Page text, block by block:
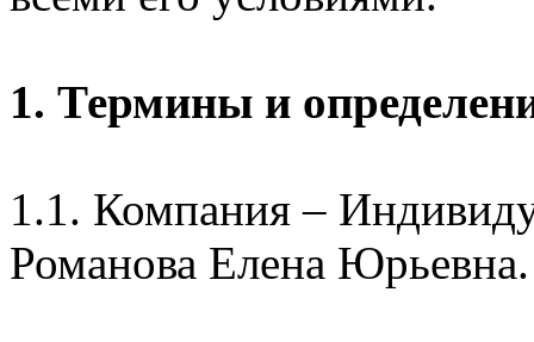
1. Термины и
1.1. Компания –
Романова Елена Юрьевна.